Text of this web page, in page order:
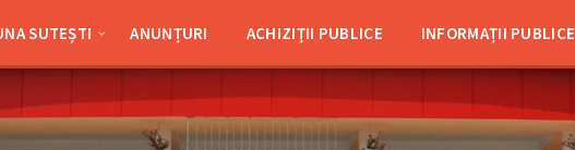
SUTEȘTI ANUNȚURI ACHIZIȚII PUBLICE INFORMAȚII PUBLICE